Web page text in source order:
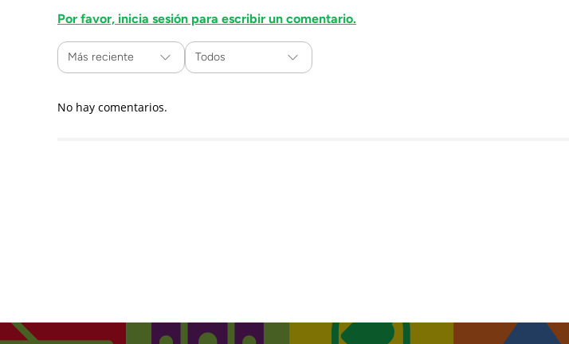
Por favor, inicia sesión para escribir un comentario.
Más reciente Todos
No hay comentarios.